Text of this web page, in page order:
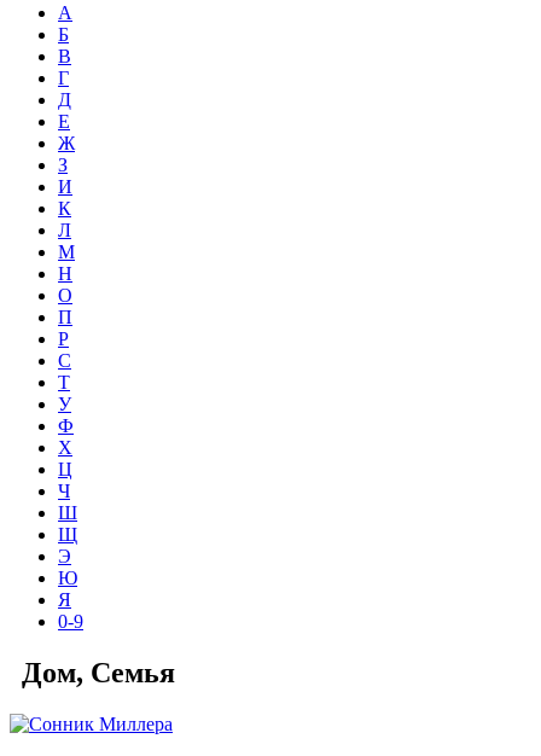
А
Б
В
Г
Д
Е
Ж
З
И
К
Л
М
Н
О
П
Р
С
Т
У
Ф
Х
Ц
Ч
Ш
Щ
Э
Ю
Я
0-9
Дом, Семья